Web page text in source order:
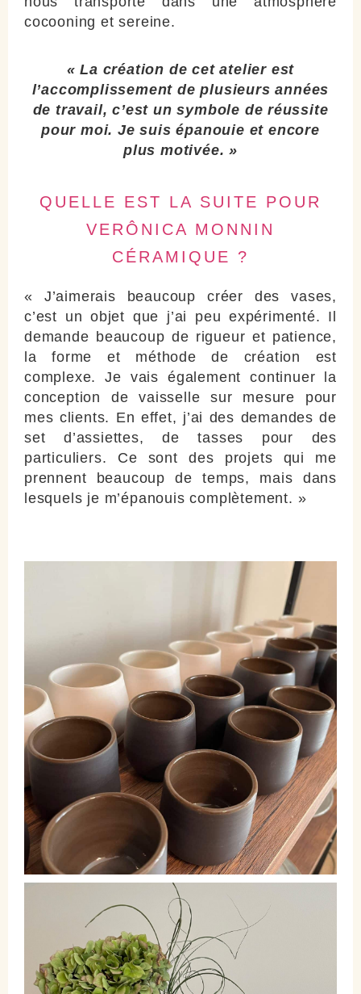
cocooning et sereine.
« La création de cet atelier est
l’accomplissement de plusieurs années
de travail, c’est un symbole de réussite
pour moi. Je suis épanouie et encore
plus motivée. »
QUELLE EST LA SUITE POUR
VERÔNICA MONNIN
CÉRAMIQUE ?
« J’aimerais beaucoup créer des vases,
c’est un objet que j’ai peu expérimenté. Il
demande beaucoup de rigueur et patience,
la forme et méthode de création est
complexe. Je vais également continuer la
conception de vaisselle sur mesure pour
mes clients. En effet, j’ai des demandes de
set d’assiettes, de tasses pour des
particuliers. Ce sont des projets qui me
prennent beaucoup de temps, mais dans
lesquels je m’épanouis complètement. »